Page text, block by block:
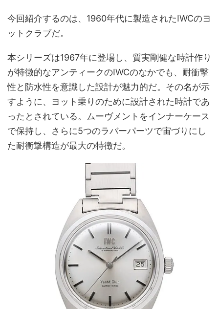
今回紹介するのは、1960年代に製造されたIWCのヨ
ットクラブだ。
本シリーズは1967年に登場し、質実剛健な時計作り
が特徴的なアンティークのIWCのなかでも、耐衝撃
性と防水性を意識した設計が魅力的だ。その名が示
すように、ヨット乗りのために設計された時計であ
ったとされている。ムーヴメントをインナーケース
で保持し、さらに5つのラバーパーツで宙づりにし
た耐衝撃構造が最大の特徴だ。